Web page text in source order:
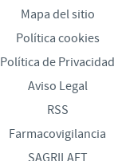
Mapa del sitio
Política cookies
Política de Privacidad
Aviso Legal
RSS
Farmacovigilancia